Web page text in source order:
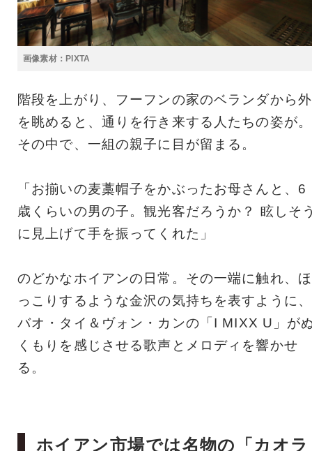
画像素材：PIXTA
階段を上がり、フーフンの家のベランダから外
を眺めると、通りを行き来する人たちの姿が。
その中で、一組の親子に目が留まる。
「お揃いの麦藁帽子をかぶったお母さんと、6
歳くらいの男の子。観光客だろうか？ 眩しそ
に見上げて手を振ってくれた」
のどかなホイアンの日常。その一端に触れ、ほ
っこりするような金沢の気持ちを表すように、
バオ・タイ＆ヴォン・カンの「I MIXX U」が
くもりを感じさせる歌声とメロディを響かせ
る。
ホイアン市場では名物の「カオラ